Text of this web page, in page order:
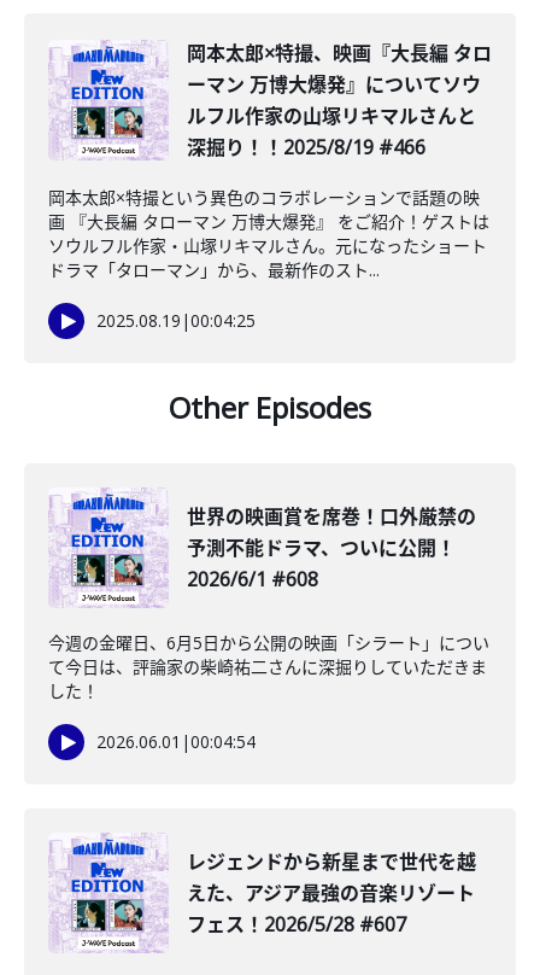
️岡本太郎×特撮、映画『大長編 タロ
ーマン 万博大爆発』についてソウ
ルフル作家の山塚リキマルさんと
深掘り！！2025/8/19 #466
岡本太郎×特撮という異色のコラボレーションで話題の映
画 『大長編 タローマン 万博大爆発』 をご紹介！ゲストは
ソウルフル作家・山塚リキマルさん。元になったショート
ドラマ「タローマン」から、最新作のスト...
2025.08.19 |00:04:25
Other Episodes
世界の映画賞を席巻！口外厳禁の
予測不能ドラマ、ついに公開！
2026/6/1 #608
今週の金曜日、6月5日から公開の映画「シラート」につい
て今日は、評論家の柴崎祐二さんに深掘りしていただきま
した！
2026.06.01 |00:04:54
レジェンドから新星まで世代を越
えた、アジア最強の音楽リゾート
フェス！2026/5/28 #607